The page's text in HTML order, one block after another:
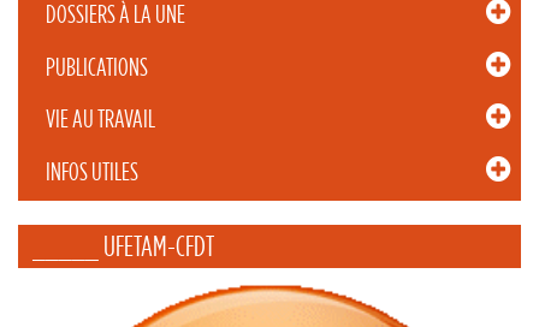
DOSSIERS À LA UNE
PUBLICATIONS
VIE AU TRAVAIL
INFOS UTILES
_____ UFETAM-CFDT